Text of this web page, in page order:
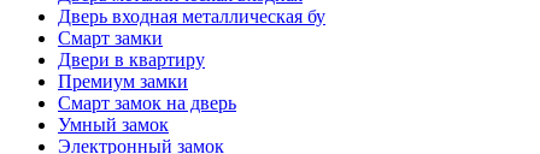
Дверь входная металлическая бу
Смарт замки
Двери в квартиру
Премиум замки
Смарт замок на дверь
Умный замок
Электронный замок